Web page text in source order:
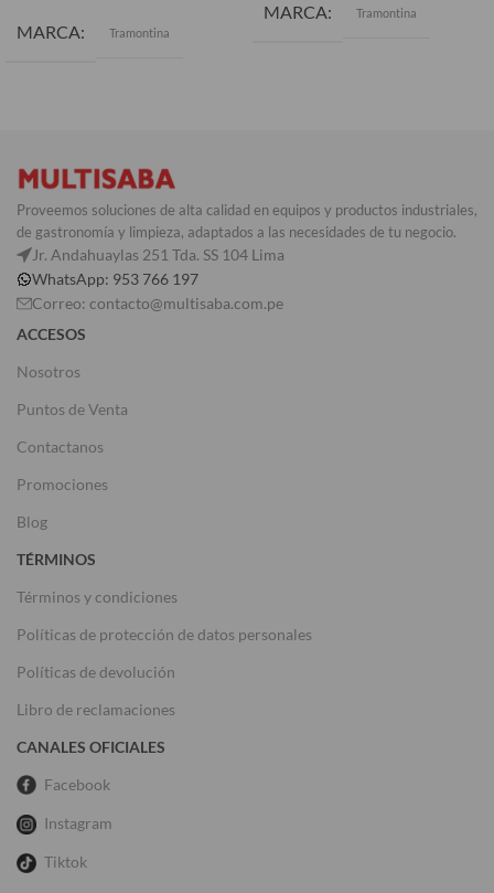
MARCA Tramontina
MARCA Tramontina
Proveemos soluciones de alta calidad en equipos y productos industriales,
de gastronomía y limpieza, adaptados a las necesidades de tu negocio.
Jr. Andahuaylas 251 Tda. SS 104 Lima
WhatsApp: 953 766 197
Correo: contacto@multisaba.com.pe
ACCESOS
Nosotros
Puntos de Venta
Contactanos
Promociones
Blog
TÉRMINOS
Términos y condiciones
Políticas de protección de datos personales
Políticas de devolución
Libro de reclamaciones
CANALES OFICIALES
Facebook
Instagram
Tiktok